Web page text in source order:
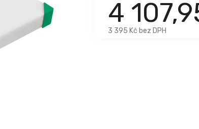
4
3 395 Kč bez DPH